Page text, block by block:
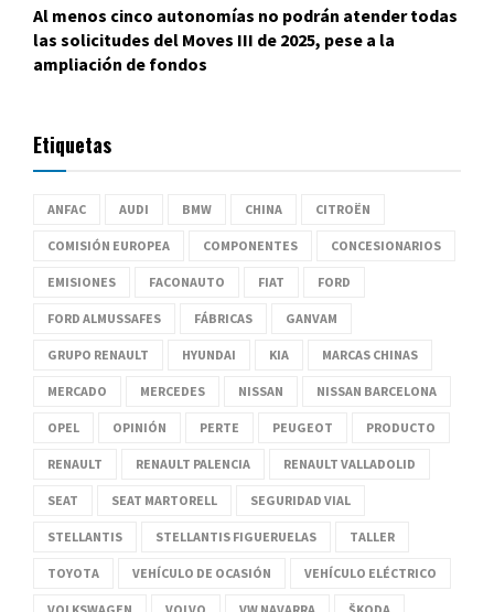
Al menos cinco autonomías no podrán atender todas
las solicitudes del Moves III de 2025, pese a la
ampliación de fondos
Etiquetas
ANFAC AUDI BMW CHINA CITROËN
COMISIÓN EUROPEA COMPONENTES CONCESIONARIOS
EMISIONES FACONAUTO FIAT FORD
FORD ALMUSSAFES FÁBRICAS GANVAM
GRUPO RENAULT HYUNDAI KIA MARCAS CHINAS
MERCADO MERCEDES NISSAN NISSAN BARCELONA
OPEL OPINIÓN PERTE PEUGEOT PRODUCTO
RENAULT RENAULT PALENCIA RENAULT VALLADOLID
SEAT SEAT MARTORELL SEGURIDAD VIAL
STELLANTIS STELLANTIS FIGUERUELAS TALLER
TOYOTA VEHÍCULO DE OCASIÓN VEHÍCULO ELÉCTRICO